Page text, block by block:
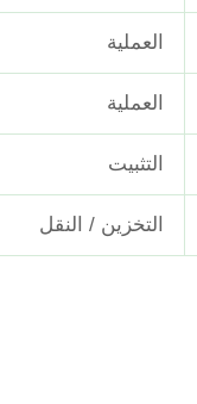
العملية
العملية
التثبيت
التخزين / النقل